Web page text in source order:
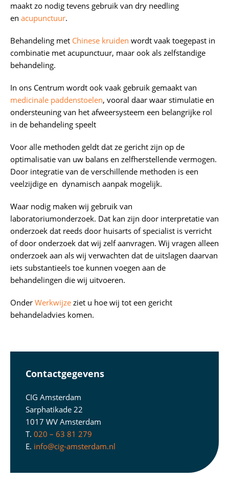
maakt zo nodig tevens gebruik van dry needling
en acupunctuur.
Behandeling met Chinese kruiden wordt vaak toegepast in
combinatie met acupunctuur, maar ook als zelfstandige
behandeling.
In ons Centrum wordt ook vaak gebruik gemaakt van
medicinale paddenstoelen, vooral daar waar stimulatie en
ondersteuning van het afweersysteem een belangrijke rol
in de behandeling speelt
Voor alle methoden geldt dat ze gericht zijn op de
optimalisatie van uw balans en zelfherstellende vermogen.
Door integratie van de verschillende methoden is een
veelzijdige en dynamisch aanpak mogelijk.
Waar nodig maken wij gebruik van
laboratoriumonderzoek. Dat kan zijn door interpretatie van
onderzoek dat reeds door huisarts of specialist is verricht
of door onderzoek dat wij zelf aanvragen. Wij vragen alleen
onderzoek aan als wij verwachten dat de uitslagen daarvan
iets substantieels toe kunnen voegen aan de
behandelingen die wij uitvoeren.
Onder Werkwijze ziet u hoe wij tot een gericht
behandeladvies komen.
Contactgegevens
CIG Amsterdam
Sarphatikade 22
1017 WV Amsterdam
T. 020 – 63 81 279
E. info@cig-amsterdam.nl